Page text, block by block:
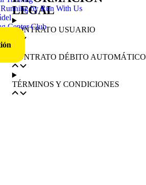
Running by Run With Us
Center Club
LEGAL
CONTRATO USUARIO
CONTRATO DÉBITO AUTOMÁTICO
TÉRMINOS Y CONDICIONES